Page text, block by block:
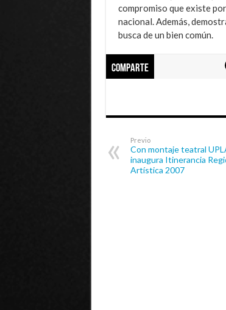
compromiso que existe
nacional. Además,
busca de un bien común.
Comparte
Previo
Con montaje teatral
inaugura Itinerancia
Artística 2007